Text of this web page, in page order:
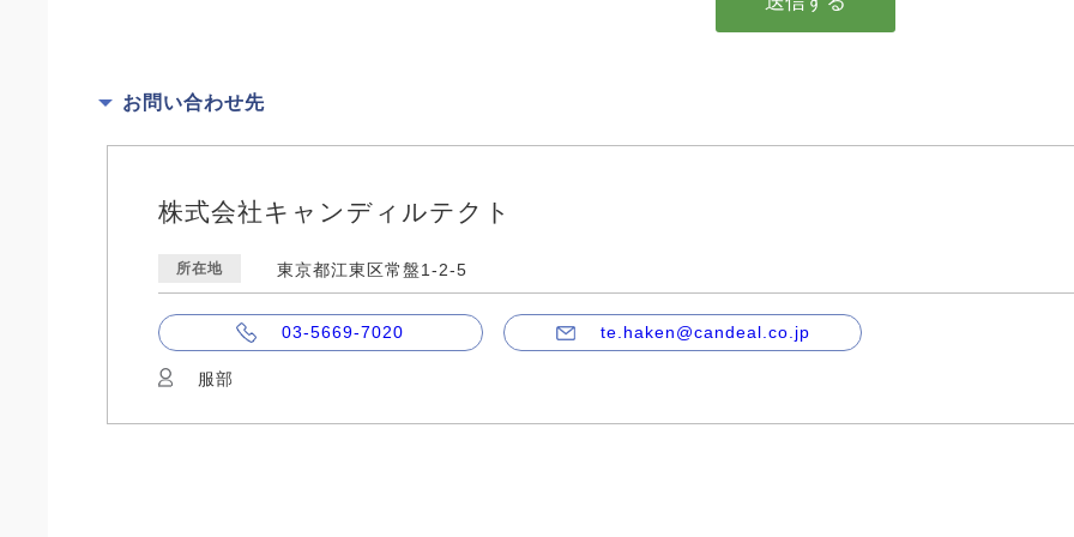
お問い合わせ先
株式会社キャンディルテクト
所在地 東京都江東区常盤1-2-5
03-5669-7020 te.haken@candeal.co.jp
服部